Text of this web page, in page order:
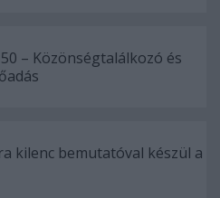
– Közönségtalálkozó és
kilenc bemutatóval készül a